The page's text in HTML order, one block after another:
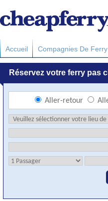
Accueil Compagnies De Ferry